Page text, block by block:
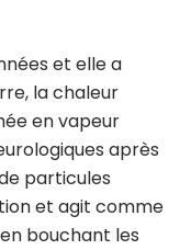
et elle a
la chaleur
en vapeur
après
particules
et agit comme
bouchant les